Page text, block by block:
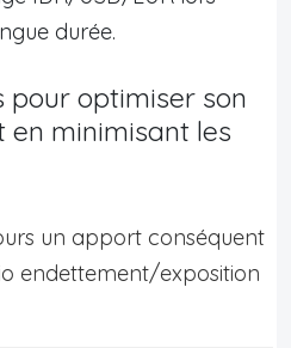
durée.
pour optimiser son
minimisant les
un apport conséquent
endettement/exposition